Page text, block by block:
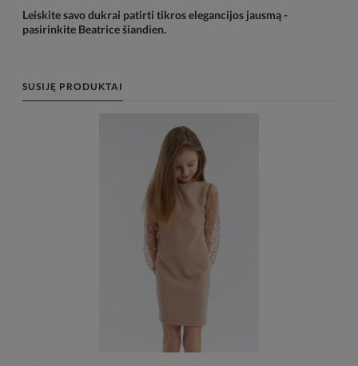
Leiskite savo dukrai patirti tikros elegancijos jausmą -
pasirinkite Beatrice šiandien.
SUSIJĘ PRODUKTAI